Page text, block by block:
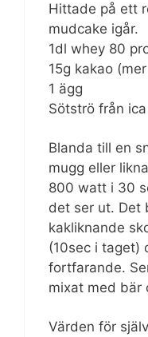
Hittade på ett
mudcake igår.
1dl whey 80
15g kakao
1 ägg
Sötströ från
Blanda till en
mugg eller
800 watt i 30
det ser ut. Det
kakliknande
(10sec i taget)
fortfarande.
mixat med bär
Värden för